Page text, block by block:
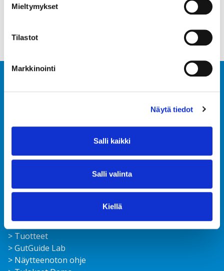
Mieltymykset
Tilastot
Markkinointi
Näytä tiedot
Salli kaikki
Salli valinta
Kiellä
Lue lisää
FAQ
Tietoturvaseloste
> Suolisto­mikrobisto­analyysit
> Tuotteet
> GutGuide Lab
> Näytteenoton ohje